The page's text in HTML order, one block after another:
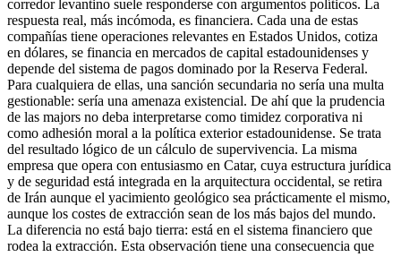
corredor levantino suele responderse con argumentos políticos. La
respuesta real, más incómoda, es financiera. Cada una de estas
compañías tiene operaciones relevantes en Estados Unidos, cotiza
en dólares, se financia en mercados de capital estadounidenses y
depende del sistema de pagos dominado por la Reserva Federal.
Para cualquiera de ellas, una sanción secundaria no sería una multa
gestionable: sería una amenaza existencial. De ahí que la prudencia
de las majors no deba interpretarse como timidez corporativa ni
como adhesión moral a la política exterior estadounidense. Se trata
del resultado lógico de un cálculo de supervivencia. La misma
empresa que opera con entusiasmo en Catar, cuya estructura jurídica
y de seguridad está integrada en la arquitectura occidental, se retira
de Irán aunque el yacimiento geológico sea prácticamente el mismo,
aunque los costes de extracción sean de los más bajos del mundo.
La diferencia no está bajo tierra: está en el sistema financiero que
rodea la extracción. Esta observación tiene una consecuencia que